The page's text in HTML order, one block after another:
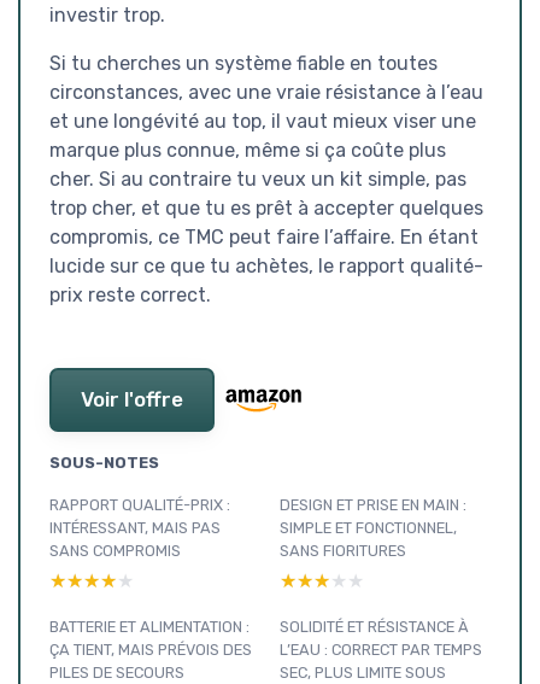
investir trop.
Si tu cherches un système fiable en toutes
circonstances, avec une vraie résistance à l’eau
et une longévité au top, il vaut mieux viser une
marque plus connue, même si ça coûte plus
cher. Si au contraire tu veux un kit simple, pas
trop cher, et que tu es prêt à accepter quelques
compromis, ce TMC peut faire l’affaire. En étant
lucide sur ce que tu achètes, le rapport qualité-
prix reste correct.
Voir l'offre
SOUS-NOTES
RAPPORT QUALITÉ-PRIX :
INTÉRESSANT, MAIS PAS
SANS COMPROMIS
★★★★★
★★★★★
DESIGN ET PRISE EN MAIN :
SIMPLE ET FONCTIONNEL,
SANS FIORITURES
★★★★★
★★★★★
BATTERIE ET ALIMENTATION :
ÇA TIENT, MAIS PRÉVOIS DES
PILES DE SECOURS
SOLIDITÉ ET RÉSISTANCE À
L’EAU : CORRECT PAR TEMPS
SEC, PLUS LIMITE SOUS